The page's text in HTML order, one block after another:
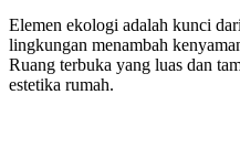
Elemen ekologi adalah kunci
lingkungan menambah
Ruang terbuka yang luas dan
estetika rumah.